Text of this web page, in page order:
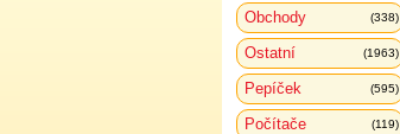
Obchody (338)
Ostatní (1963)
Pepíček (595)
Počítače (119)